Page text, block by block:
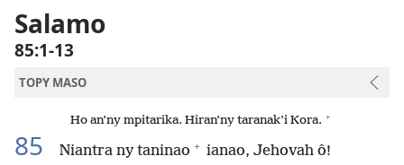
Amin’ny
Baiboly
Salamo
85:1-13
TOPY MASO
Ho an’ny mpitarika. Hiran’ny taranak’i Kora. +
85 Niantra ny taninao + ianao, Jehovah ô!